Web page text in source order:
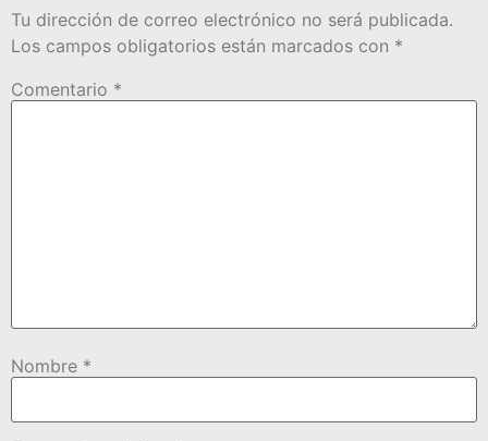
Tu dirección de correo electrónico no será publicada.
Los campos obligatorios están marcados con *
Comentario *
Nombre *